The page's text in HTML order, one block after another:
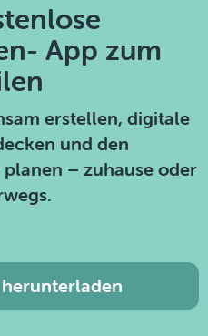
App zum
erstellen, digitale
und den
– zuhause oder